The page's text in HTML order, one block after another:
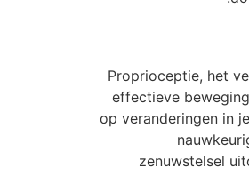
Proprioceptie, het
effectieve
op veranderingen in
zenuwstelsel